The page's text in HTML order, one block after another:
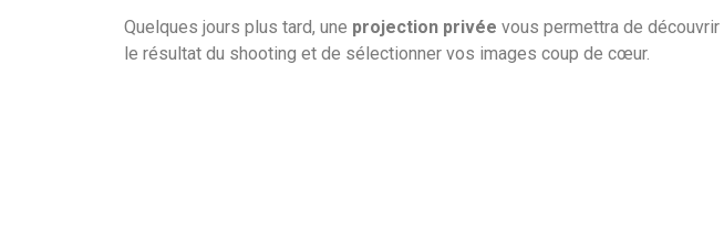
Quelques jours plus tard, une projection privée vous permettra de découvrir
le résultat du shooting et de sélectionner vos images coup de cœur.